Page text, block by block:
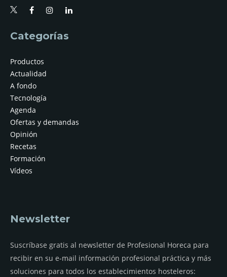
Categorías
Productos
Actualidad
A fondo
Tecnología
Agenda
Ofertas y demandas
Opinión
Recetas
Formación
Vídeos
Newsletter
Suscríbase gratis al newsletter de Profesional Horeca para
recibir en su e-mail información profesional práctica y más
soluciones para todos los establecimientos hosteleros: